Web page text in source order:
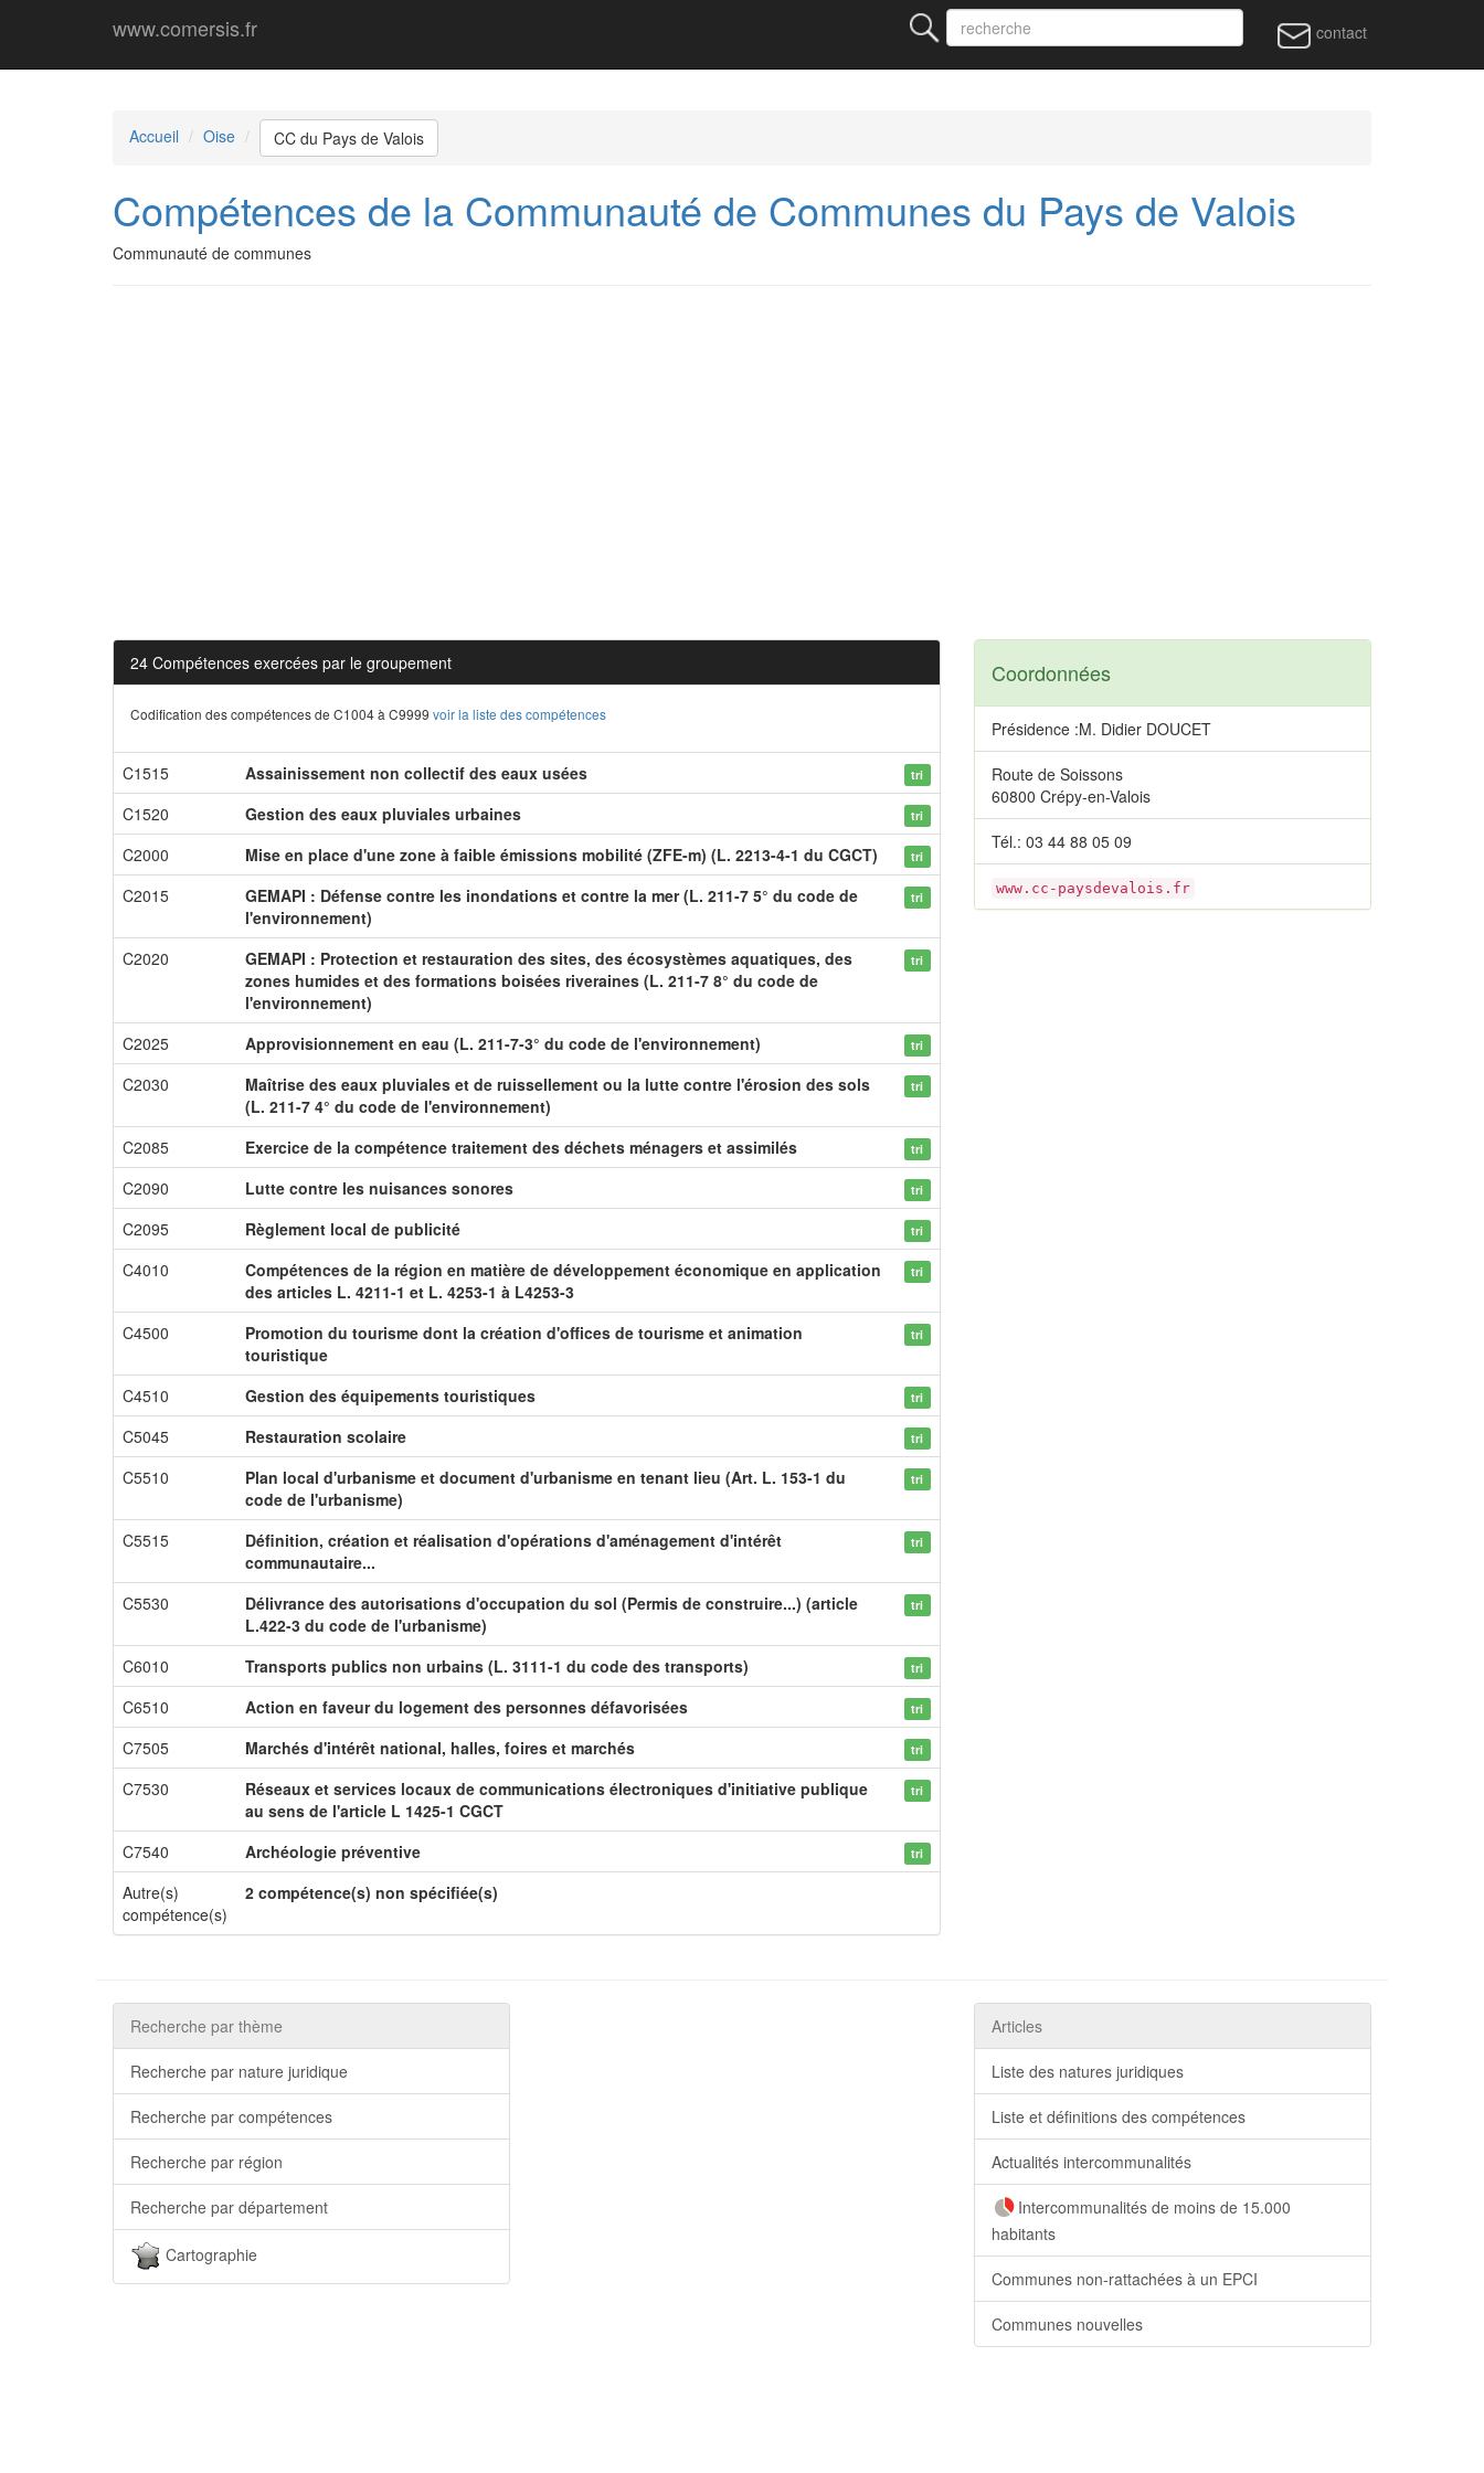
www.comersis.fr contact
Accueil Oise CC du Pays de Valois
Compétences de la Communauté de Communes du Pays de Valois
Communauté de communes
24 Compétences exercées par le groupement
Codification des compétences de C1004 à C9999 voir la liste des compétences
C1515 Assainissement non collectif des eaux usées tri
C1520 Gestion des eaux pluviales urbaines tri
C2000 Mise en place d'une zone à faible émissions mobilité (ZFE-m) (L. 2213-4-1 du CGCT) tri
C2015
GEMAPI : Défense contre les inondations et contre la mer (L. 211-7 5° du code de
l'environnement)
tri
C2020
GEMAPI : Protection et restauration des sites, des écosystèmes aquatiques, des
zones humides et des formations boisées riveraines (L. 211-7 8° du code de
l'environnement)
tri
C2025 Approvisionnement en eau (L. 211-7-3° du code de l'environnement) tri
C2030
Maîtrise des eaux pluviales et de ruissellement ou la lutte contre l'érosion des sols
(L. 211-7 4° du code de l'environnement)
tri
C2085 Exercice de la compétence traitement des déchets ménagers et assimilés tri
C2090 Lutte contre les nuisances sonores tri
C2095 Règlement local de publicité tri
C4010
Compétences de la région en matière de développement économique en application
des articles L. 4211-1 et L. 4253-1 à L4253-3
tri
C4500
Promotion du tourisme dont la création d'offices de tourisme et animation
touristique
tri
C4510 Gestion des équipements touristiques tri
C5045 Restauration scolaire tri
C5510
Plan local d'urbanisme et document d'urbanisme en tenant lieu (Art. L. 153-1 du
code de l'urbanisme)
tri
C5515
Définition, création et réalisation d'opérations d'aménagement d'intérêt
communautaire...
tri
C5530
Délivrance des autorisations d'occupation du sol (Permis de construire...) (article
L.422-3 du code de l'urbanisme)
tri
C6010 Transports publics non urbains (L. 3111-1 du code des transports) tri
C6510 Action en faveur du logement des personnes défavorisées tri
C7505 Marchés d'intérêt national, halles, foires et marchés tri
C7530
Réseaux et services locaux de communications électroniques d'initiative publique
au sens de l'article L 1425-1 CGCT
tri
C7540 Archéologie préventive tri
Autre(s)
compétence(s)
2 compétence(s) non spécifiée(s)
Coordonnées
Présidence :M. Didier DOUCET
Route de Soissons
60800 Crépy-en-Valois
Tél.: 03 44 88 05 09
www.cc-paysdevalois.fr
Recherche par thème
Recherche par nature juridique
Recherche par compétences
Recherche par région
Recherche par département
Cartographie
Articles
Liste des natures juridiques
Liste et définitions des compétences
Actualités intercommunalités
Intercommunalités de moins de 15.000
habitants
Communes non-rattachées à un EPCI
Communes nouvelles